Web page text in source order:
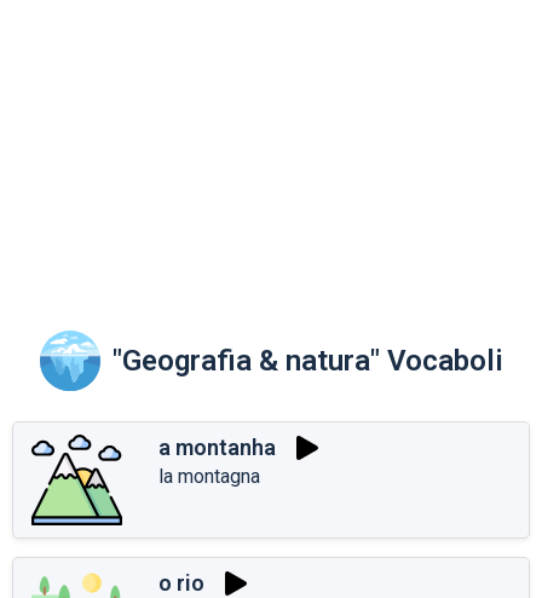
"Geografia & natura" Vocaboli
a montanha
la montagna
o rio